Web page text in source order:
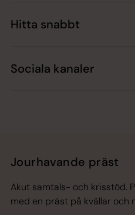
Hitta snabbt
Sociala kanaler
Jourhavande präst
Akut samtals- och krisstöd.
med en präst på kvällar och